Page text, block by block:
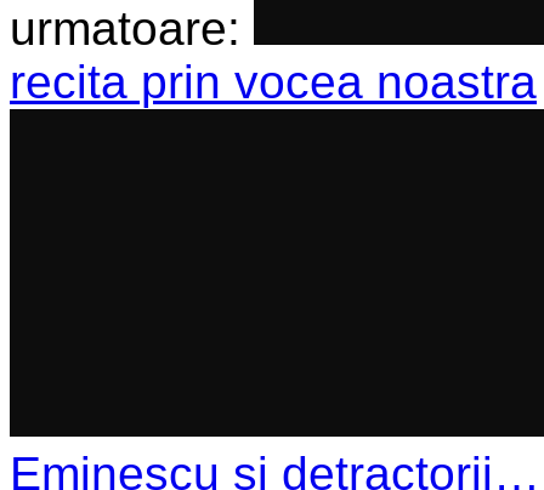
urmatoare:
recita prin vocea noastra
Eminescu si detractorii…